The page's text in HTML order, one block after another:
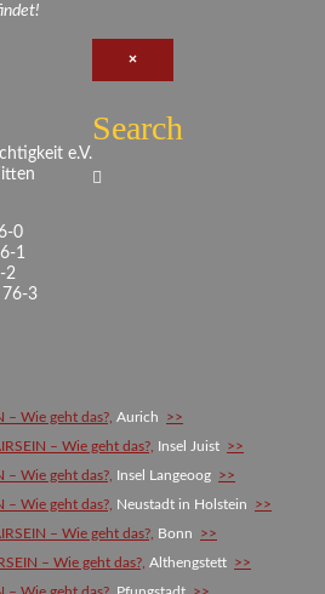
e.V.
0
1
2
76-3
– Wie geht das?, Aurich >>
– Wie geht das?, Insel Juist >>
– Wie geht das?, Insel Langeoog >>
– Wie geht das?, Neustadt in Holstein >>
– Wie geht das?, Bonn >>
– Wie geht das?, Althengstett >>
– Wie geht das?, Pfungstadt >>
×
Search